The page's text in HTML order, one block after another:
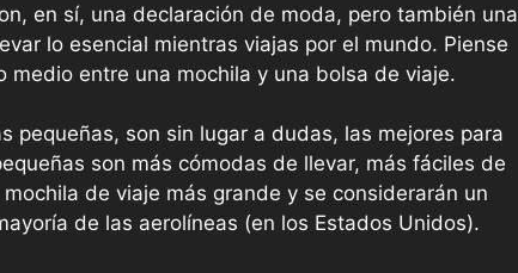
en sí, una declaración de moda, pero también una
lo esencial mientras viajas por el mundo. Piense
medio entre una mochila y una bolsa de viaje.
pequeñas, son sin lugar a dudas, las mejores para
son más cómodas de llevar, más fáciles de
de viaje más grande y se considerarán un
de las aerolíneas (en los Estados Unidos).